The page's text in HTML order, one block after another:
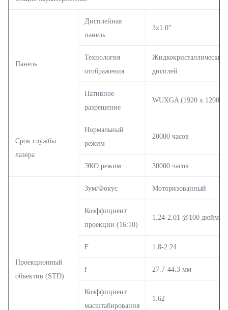
Панель
Дисплейная
панель
3x1.0”
Технология
отображения
Жидкокристаллический
дисплей
Нативное
разрешение
WUXGA (1920 x 1200)
Срок службы
лазера
Нормальный
режим
20000 часов
ЭКО режим 30000 часов
Проекционный
объектив (STD)
Зум/Фокус Моторизованный
Коэффициент
проекции (16:10)
1.24-2.01 @100 дюймов
F 1.8-2.24
f 27.7-44.3 мм
Коэффициент
масштабирования
1.62